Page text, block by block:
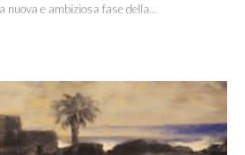
nuova e ambiziosa fase della...